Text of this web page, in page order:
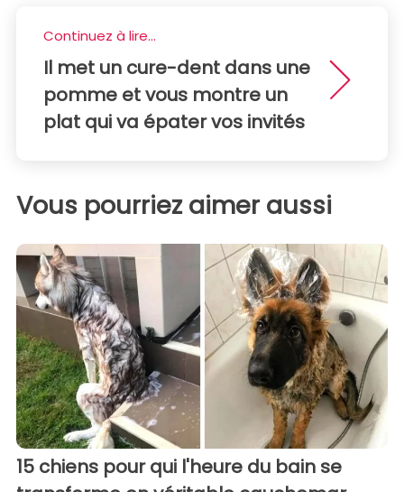
Continuez à lire...
Il met un cure-dent dans une
pomme et vous montre un
plat qui va épater vos invités
Vous pourriez aimer aussi
15 chiens pour qui l'heure du bain se